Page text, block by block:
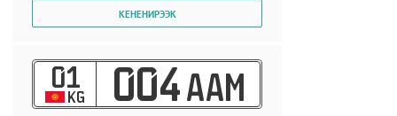
01
KG 004 AAM